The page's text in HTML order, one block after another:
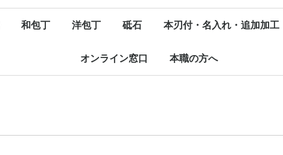
和包丁 洋包丁
プレミアムINOX
INOX
INOX-限定モデル
日本鋼
富樫ブラック
ダマスカス
砥石
天然砥石
仕上砥石
中砥石
面直し
荒砥石
ダイアモンド砥石
本刃付・名入れ・追加加工
オンライン窓口 本職の方へ